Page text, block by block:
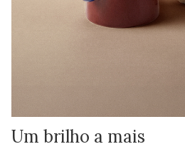
Um brilho a mais